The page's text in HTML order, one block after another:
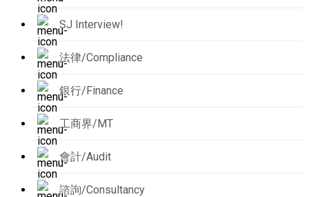
SJ Interview!
法律/Compliance
銀行/Finance
工商界/MT
會計/Audit
諮詢/Consultancy